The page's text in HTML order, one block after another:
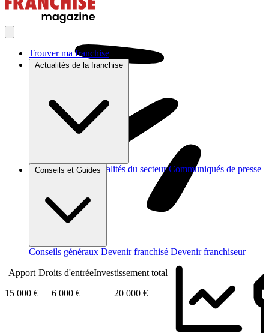
Trouver ma franchise
Actualités de la franchise
Brèves et actus Actualités du secteur Communiqués de presse
Conseils et Guides
Conseils généraux Devenir franchisé Devenir franchiseur
Apport
15 000 €
Droits d'entrée
6 000 €
Investissement total
20 000 €